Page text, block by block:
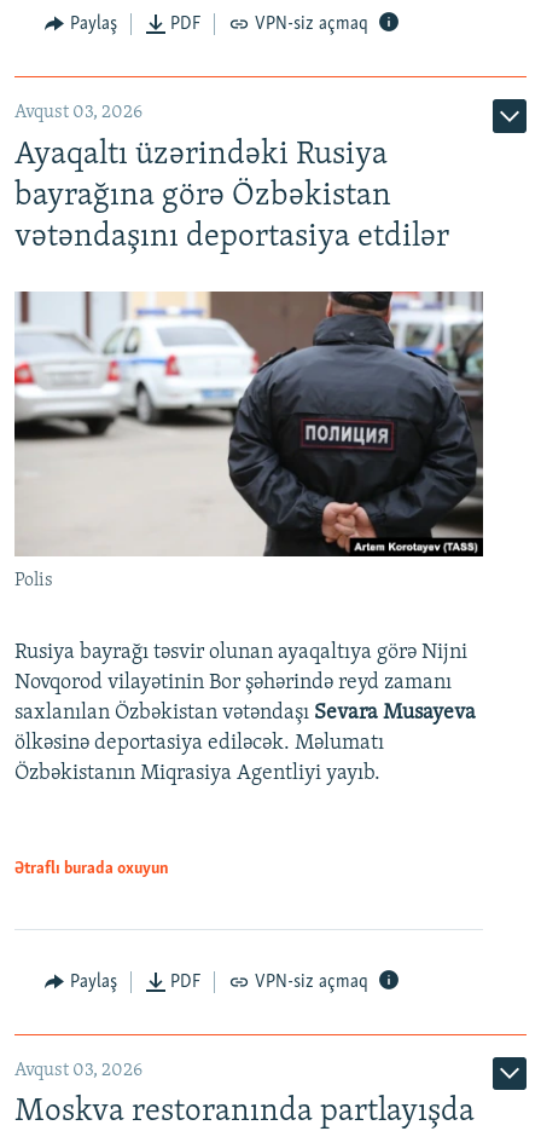
Paylaş PDF VPN-siz açmaq
Avqust 03, 2026
Ayaqaltı üzərindəki Rusiya
bayrağına görə Özbəkistan
vətəndaşını deportasiya etdilər
Polis
Rusiya bayrağı təsvir olunan ayaqaltıya görə Nijni
Novqorod vilayətinin Bor şəhərində reyd zamanı
saxlanılan Özbəkistan vətəndaşı Sevara Musayeva
ölkəsinə deportasiya ediləcək. Məlumatı
Özbəkistanın Miqrasiya Agentliyi yayıb.
Ətraflı burada oxuyun
Paylaş PDF VPN-siz açmaq
Avqust 03, 2026
Moskva restoranında partlayışda